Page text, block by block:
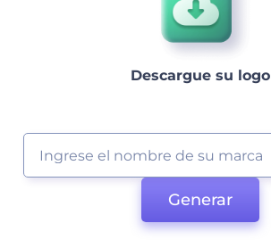
Descargue su logo
Generar